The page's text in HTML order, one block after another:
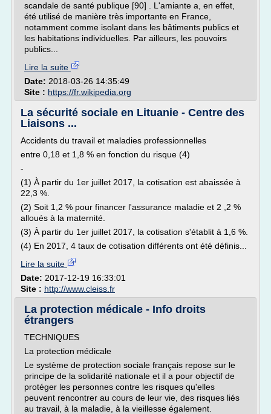
scandale de santé publique [90] . L'amiante a, en effet,
été utilisé de manière très importante en France,
notamment comme isolant dans les bâtiments publics et
les habitations individuelles. Par ailleurs, les pouvoirs
publics...
Lire la suite
Date: 2018-03-26 14:35:49
Site : https://fr.wikipedia.org
La sécurité sociale en Lituanie - Centre des
Liaisons ...
Accidents du travail et maladies professionnelles
entre 0,18 et 1,8 % en fonction du risque (4)
-
(1) À partir du 1er juillet 2017, la cotisation est abaissée à
22,3 %.
(2) Soit 1,2 % pour financer l'assurance maladie et 2 ,2 %
alloués à la maternité.
(3) À partir du 1er juillet 2017, la cotisation s'établit à 1,6 %.
(4) En 2017, 4 taux de cotisation différents ont été définis...
Lire la suite
Date: 2017-12-19 16:33:01
Site : http://www.cleiss.fr
La protection médicale - Info droits
étrangers
TECHNIQUES
La protection médicale
Le système de protection sociale français repose sur le
principe de la solidarité nationale et il a pour objectif de
protéger les personnes contre les risques qu'elles
peuvent rencontrer au cours de leur vie, des risques liés
au travail, à la maladie, à la vieillesse également.